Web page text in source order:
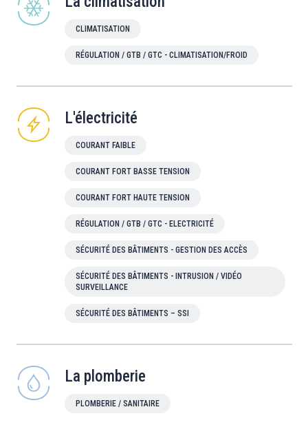
CLIMATISATION
RÉGULATION / GTB / GTC - CLIMATISATION/FROID
L'électricité
COURANT FAIBLE
COURANT FORT BASSE TENSION
COURANT FORT HAUTE TENSION
RÉGULATION / GTB / GTC - ELECTRICITÉ
SÉCURITÉ DES BÂTIMENTS - GESTION DES ACCÈS
SÉCURITÉ DES BÂTIMENTS - INTRUSION / VIDÉO
SURVEILLANCE
SÉCURITÉ DES BÂTIMENTS – SSI
La plomberie
PLOMBERIE / SANITAIRE